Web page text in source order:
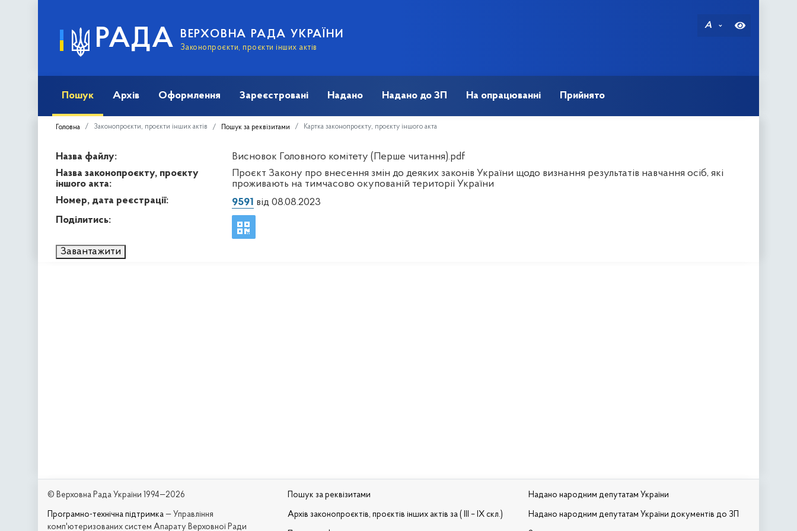
РАДА ВЕРХОВНА РАДА УКРАЇНИ
Законопроєкти, проєкти інших актів
A
Пошук Архів Оформлення Зареєстровані Надано Надано до ЗП На опрацюванні Прийнято
Головна Законопроєкти, проєкти інших актів Пошук за реквізитами Картка законопроєкту, проєкту іншого акта
Назва файлу:
Висновок Головного комітету (Перше читання).pdf
Назва законопроєкту, проєкту
іншого акта:
Проєкт Закону про внесення змін до деяких законів України щодо визнання результатів навчання осіб, які
проживають на тимчасово окупованій території України
Номер, дата реєстрації:
9591 від 08.08.2023
Поділитись:
Завантажити
© Верховна Рада України 1994—2026
Програмно-технічна підтримка — Управління
комп'ютеризованих систем Апарату Верховної Ради
Пошук за реквізитами
Архів законопроєктів, проєктів інших актів за ( III – IX скл.)
Надано народним депутатам України
Надано народним депутатам України документів до ЗП